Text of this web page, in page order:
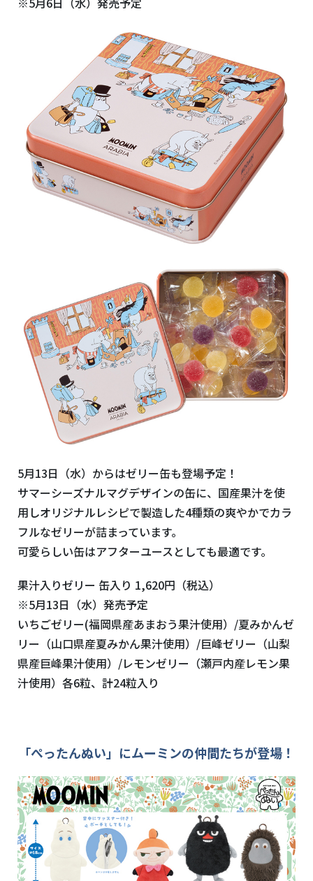
5月13日（水）からはゼリー缶も登場予定！
サマーシーズナルマグデザインの缶に、国産果汁を使
用しオリジナルレシピで製造した4種類の爽やかでカラ
フルなゼリーが詰まっています。
可愛らしい缶はアフターユースとしても最適です。
果汁入りゼリー 缶入り 1,620円（税込）
※5月13日（水）発売予定
いちごゼリー(福岡県産あまおう果汁使用）/夏みかんゼ
リー（山口県産夏みかん果汁使用）/巨峰ゼリー（山梨
県産巨峰果汁使用）/レモンゼリー（瀬戸内産レモン果
汁使用）各6粒、計24粒入り
「ぺったんぬい」にムーミンの仲間たちが登場！